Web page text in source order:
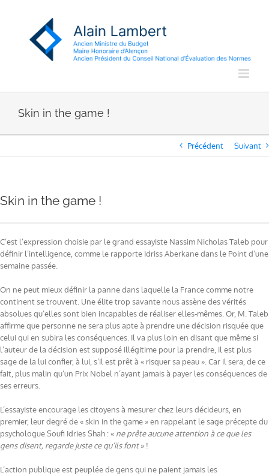
Skin in the game !
Précédent Suivant
Skin in the game !
C’est l’expression choisie par le grand essayiste Nassim Nicholas Taleb pour
définir l’intelligence, comme le rapporte Idriss Aberkane dans le Point d’une
semaine passée.
On ne peut mieux définir la panne dans laquelle la France comme notre
continent se trouvent. Une élite trop savante nous assène des vérités
absolues qu’elles sont bien incapables de réaliser elles-mêmes. Or, M. Taleb
affirme que personne ne sera plus apte à prendre une décision risquée que
celui qui en subira les conséquences. Il va plus loin en disant que même si
l’auteur de la décision est supposé illégitime pour la prendre, il est plus
sage de la lui confier, à lui, s’il est prêt à « risquer sa peau ». Car il sera, de ce
fait, plus malin qu’un Prix Nobel n’ayant jamais à payer les conséquences de
ses erreurs.
L’essayiste encourage les citoyens à mesurer chez leurs décideurs, en
premier, leur degré de « skin in the game » en rappelant le sage précepte du
psychologue Soufi Idries Shah : « ne prête aucune attention à ce que les
gens disent, regarde juste ce qu’ils font» !
L’action publique est peuplée de gens qui ne paient jamais les